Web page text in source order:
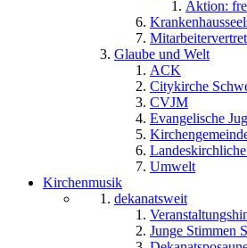
Aktion:
Glaube und Welt
ACK
Citykirche
CVJM
Evangelische
Umwelt
Kirchenmusik
dekanatsweit
Junge Stimmen